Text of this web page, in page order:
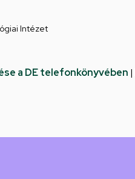
Intézet
a DE telefonkönyvében |